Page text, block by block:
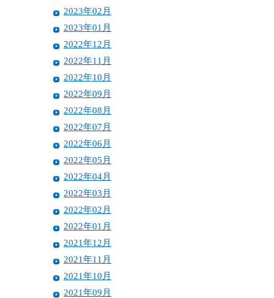
2023年02月
2023年01月
2022年12月
2022年11月
2022年10月
2022年09月
2022年08月
2022年07月
2022年06月
2022年05月
2022年04月
2022年03月
2022年02月
2022年01月
2021年12月
2021年11月
2021年10月
2021年09月